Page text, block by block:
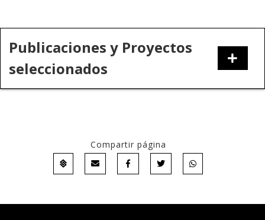
Publicaciones y Proyectos
seleccionados
Compartir página